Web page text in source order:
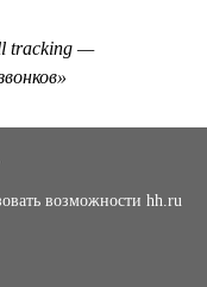
tracking —
возможности hh.ru